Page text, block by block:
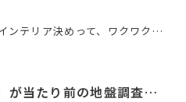
家づくりのインテリア決めって、ワクワクしますよね。沢山の素…
【「推定」が当たり前の地盤調査を考える。】